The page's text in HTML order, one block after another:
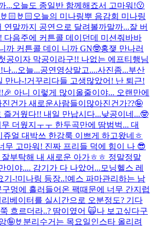
...오늘도 종일반 함께해죠서 고마워!😗
오늘의 미나링뿌 음감회 미나링
연말까지 공연으로 달려볼까말까...잘 버
다음주에 커튼콜 데이던데 미션줘바바
까 커튼콜 데이 니까 GN🤓홍쟂 만나러
공이자 막공이라구!! 나없는 에프티행님
나...오늘...공연영상말고....사진좀...부산
만나-!거꾸리 다들 고생많았어! 난 퇴근!
아니 이렇게 많이올줄이야... 오랜만에
건가 새로운사람들이많아진건가??🤪
거웠다!! 내일 만납시다...낮공이네...🤓
더웠지ㅜㅜ 한두곡만에 땀범벅... 대
쥬얼 대박쓰 한강룩 이쁘게 하고왔네ㅎ
무 고마워! 진짜 프리들 덕에 힘이 나 😎
잘부탁해 내 새로운 아가ㅎㅎ 정말정말
이야.... 감기가 다 나았어... 모닝헬스 레
기-!미나링 등장..!예스 파마관리하는 남
멍에 흘러들어온 팩때문에 너무 간지럽
리베이터를 실시간으로 오분정도? 기다
흐르더라..? 땀이였어 🙀나 보고싶다구
🤪🤘 분리수거는 목요일인스타 올리려